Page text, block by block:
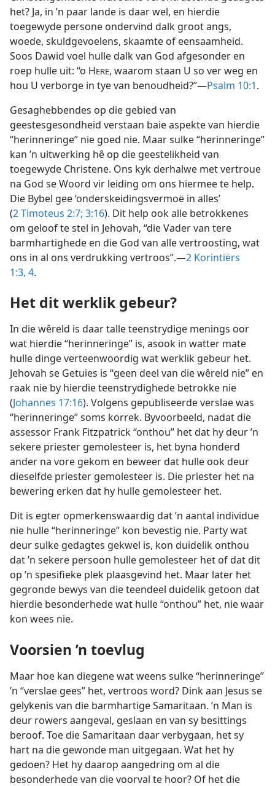
het? Ja, in ’n paar lande is daar wel, en hierdie
toegewyde persone ondervind dalk groot angs,
woede, skuldgevoelens, skaamte of eensaamheid.
Soos Dawid voel hulle dalk van God afgesonder en
roep hulle uit: “o HERE, waarom staan U so ver weg en
hou U verborge in tye van benoudheid?”—Psalm 10:1.
Gesaghebbendes op die gebied van
geestesgesondheid verstaan baie aspekte van hierdie
“herinneringe” nie goed nie. Maar sulke “herinneringe”
kan ’n uitwerking hê op die geestelikheid van
toegewyde Christene. Ons kyk derhalwe met vertroue
na God se Woord vir leiding om ons hiermee te help.
Die Bybel gee ‘onderskeidingsvermoë in alles’
(2 Timoteus 2:7; 3:16). Dit help ook alle betrokkenes
om geloof te stel in Jehovah, “die Vader van tere
barmhartighede en die God van alle vertroosting, wat
ons in al ons verdrukking vertroos”.—2 Korintiërs
1:3, 4.
Het dit werklik gebeur?
In die wêreld is daar talle teenstrydige menings oor
wat hierdie “herinneringe” is, asook in watter mate
hulle dinge verteenwoordig wat werklik gebeur het.
Jehovah se Getuies is “geen deel van die wêreld nie” en
raak nie by hierdie teenstrydighede betrokke nie
(Johannes 17:16). Volgens gepubliseerde verslae was
“herinneringe” soms korrek. Byvoorbeeld, nadat die
assessor Frank Fitzpatrick “onthou” het dat hy deur ’n
sekere priester gemolesteer is, het byna honderd
ander na vore gekom en beweer dat hulle ook deur
dieselfde priester gemolesteer is. Die priester het na
bewering erken dat hy hulle gemolesteer het.
Dit is egter opmerkenswaardig dat ’n aantal individue
nie hulle “herinneringe” kon bevestig nie. Party wat
deur sulke gedagtes gekwel is, kon duidelik onthou
dat ’n sekere persoon hulle gemolesteer het of dat dit
op ’n spesifieke plek plaasgevind het. Maar later het
gegronde bewys van die teendeel duidelik getoon dat
hierdie besonderhede wat hulle “onthou” het, nie waar
kon wees nie.
Voorsien ’n toevlug
Maar hoe kan diegene wat weens sulke “herinneringe”
’n “verslae gees” het, vertroos word? Dink aan Jesus se
gelykenis van die barmhartige Samaritaan. ’n Man is
deur rowers aangeval, geslaan en van sy besittings
beroof. Toe die Samaritaan daar verbygaan, het sy
hart na die gewonde man uitgegaan. Wat het hy
gedoen? Het hy daarop aangedring om al die
besonderhede van die voorval te hoor? Of het die